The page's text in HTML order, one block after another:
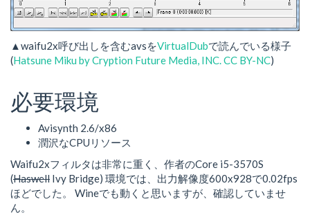
▲waifu2x呼び出しを含むavsをVirtualDubで読んでいる様子
(Hatsune Miku by Cryption Future Media, INC. CC BY-NC)
必要環境
Avisynth 2.6/x86
潤沢なCPUリソース
Waifu2xフィルタは非常に重く、作者のCore i5-3570S
(Haswell Ivy Bridge) 環境では、出力解像度600x928で0.02fps
ほどでした。 Wineでも動くと思いますが、確認していませ
ん。